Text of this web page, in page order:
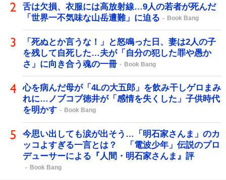
舌は欠損、衣服には高放射線…9人の若者が死んだ
「世界一不気味な山岳遭難」に迫る
Book Bang
「死ぬとか言うな！」と怒鳴った日、妻は2人の子
を残して自死した…夫が「自分の犯した罪や愚か
さ」に向き合う魂の一冊
Book Bang
心を病んだ母が「4Lの大五郎」を飲み干しゲロまみ
れに…ノブコブ徳井が「感情を失くした」子供時代
を明かす
Book Bang
今思い出しても涙が出そう…「明石家さんま」のカ
ッコよすぎる一言とは？ 「電波少年」伝説のプロ
デューサーによる『人間・明石家さんま』評
Book Bang